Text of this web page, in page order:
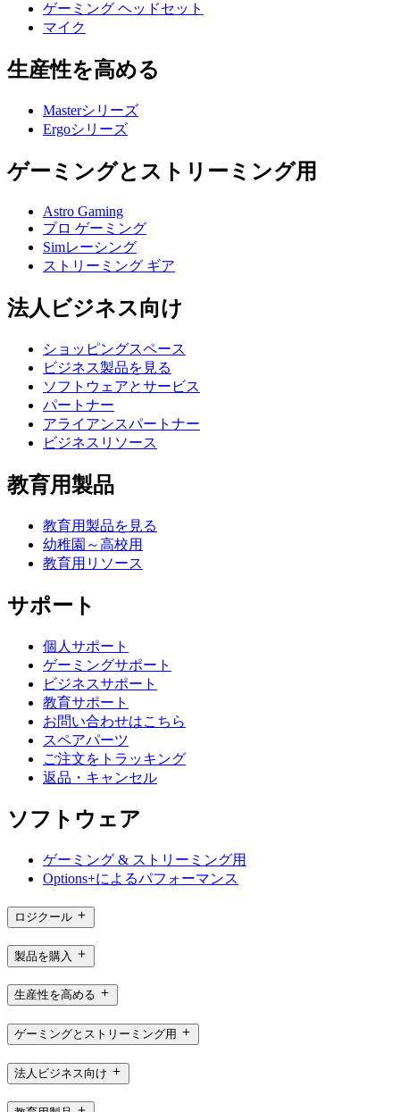
ゲーミング ヘッドセット
マイク
生産性を高める
Masterシリーズ
Ergoシリーズ
ゲーミングとストリーミング用
Astro Gaming
プロ ゲーミング
Simレーシング
ストリーミング ギア
法人ビジネス向け
ショッピングスペース
ビジネス製品を見る
ソフトウェアとサービス
パートナー
アライアンスパートナー
ビジネスリソース
教育用製品
教育用製品を見る
幼稚園～高校用
教育用リソース
サポート
個人サポート
ゲーミングサポート
ビジネスサポート
教育サポート
お問い合わせはこちら
スペアパーツ
ご注文をトラッキング
返品・キャンセル
ソフトウェア
ゲーミング & ストリーミング用
Options+によるパフォーマンス
ロジクール
製品を購入
生産性を高める
ゲーミングとストリーミング用
法人ビジネス向け